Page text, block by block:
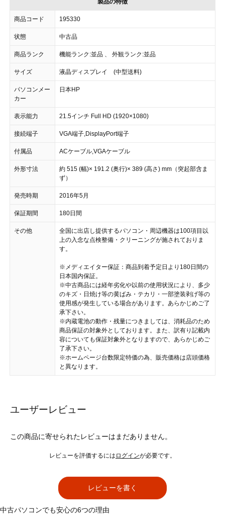
商品コード 195330
状態 中古品
商品ランク 機能ランク:並品 、 外観ランク:並品
サイズ 液晶ディスプレイ (中型送料)
パソコンメー
カー
日本HP
表示能力 21.5インチ Full HD (1920×1080)
接続端子 VGA端子,DisplayPort端子
付属品 ACケーブル,VGAケーブル
外形寸法
約 515 (幅)× 191.2 (奥行)× 389 (高さ) mm（突起部含ま
ず）
発売時期 2016年5月
保証期間 180日間
その他
全国に出店し提供するパソコン・周辺機器は100項目以
上の入念な点検整備・クリーニングが施されておりま
す。
※メディエイター保証：商品到着予定日より180日間の
日本国内保証。
※中古商品には経年劣化や以前の使用状況により、多少
のキズ・日焼け等の黄ばみ・テカリ・一部塗装剥げ等の
使用感が発生している場合があります。あらかじめご了
承下さい。
※内蔵電池の動作・残量につきましては、消耗品のため
商品保証の対象外としております。また、訳有り記載内
容についても保証対象外となりますので、あらかじめご
了承下さい。
※ホームページ台数限定特価の為、販売価格は店頭価格
と異なります。
ユーザーレビュー
この商品に寄せられたレビューはまだありません。
レビューを評価するには ログインが必要です。
レビューを書く
中古パソコンでも安心の6つの理由